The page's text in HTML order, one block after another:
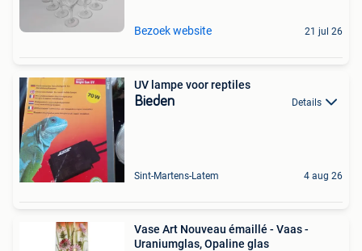
Bezoek website 21 jul 26
UV lampe voor reptiles
Bieden Details
Sint-Martens-Latem 4 aug 26
Vase Art Nouveau émaillé - Vaas -
Uraniumglas, Opaline glas